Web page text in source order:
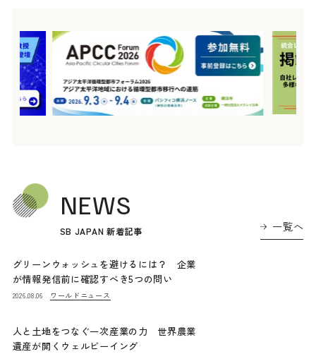
NEWS
SB JAPAN 新着記事 一覧へ
グリーンウォッシュを避けるには？ 企業
が情報発信前に確認すべき5つの問い
2026.08.06 ワールドニュース
人と土地をつなぐ一次産業の力 世界農業
遺産が開くウェルビーイング